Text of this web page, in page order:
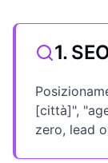
1.
[città]",
zero, lead